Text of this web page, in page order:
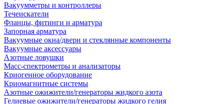
Вакуумметры и контроллеры
Течеискатели
Фланцы, фитинги и арматура
Запорная арматура
Вакуумные окна/двери и стеклянные компоненты
Вакуумные аксессуары
Азотные ловушки
Масс-спектрометры и анализаторы
Криогенное оборудование
Криомагнитные системы
Азотные ожижители/генераторы жидкого азота
Гелиевые ожижители/генераторы жидкого гелия